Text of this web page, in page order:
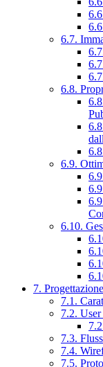
6.7.
6.8.
6.9.
6.10.
7.
7.1.
7.2.
7.3.
7.4.
7.5.